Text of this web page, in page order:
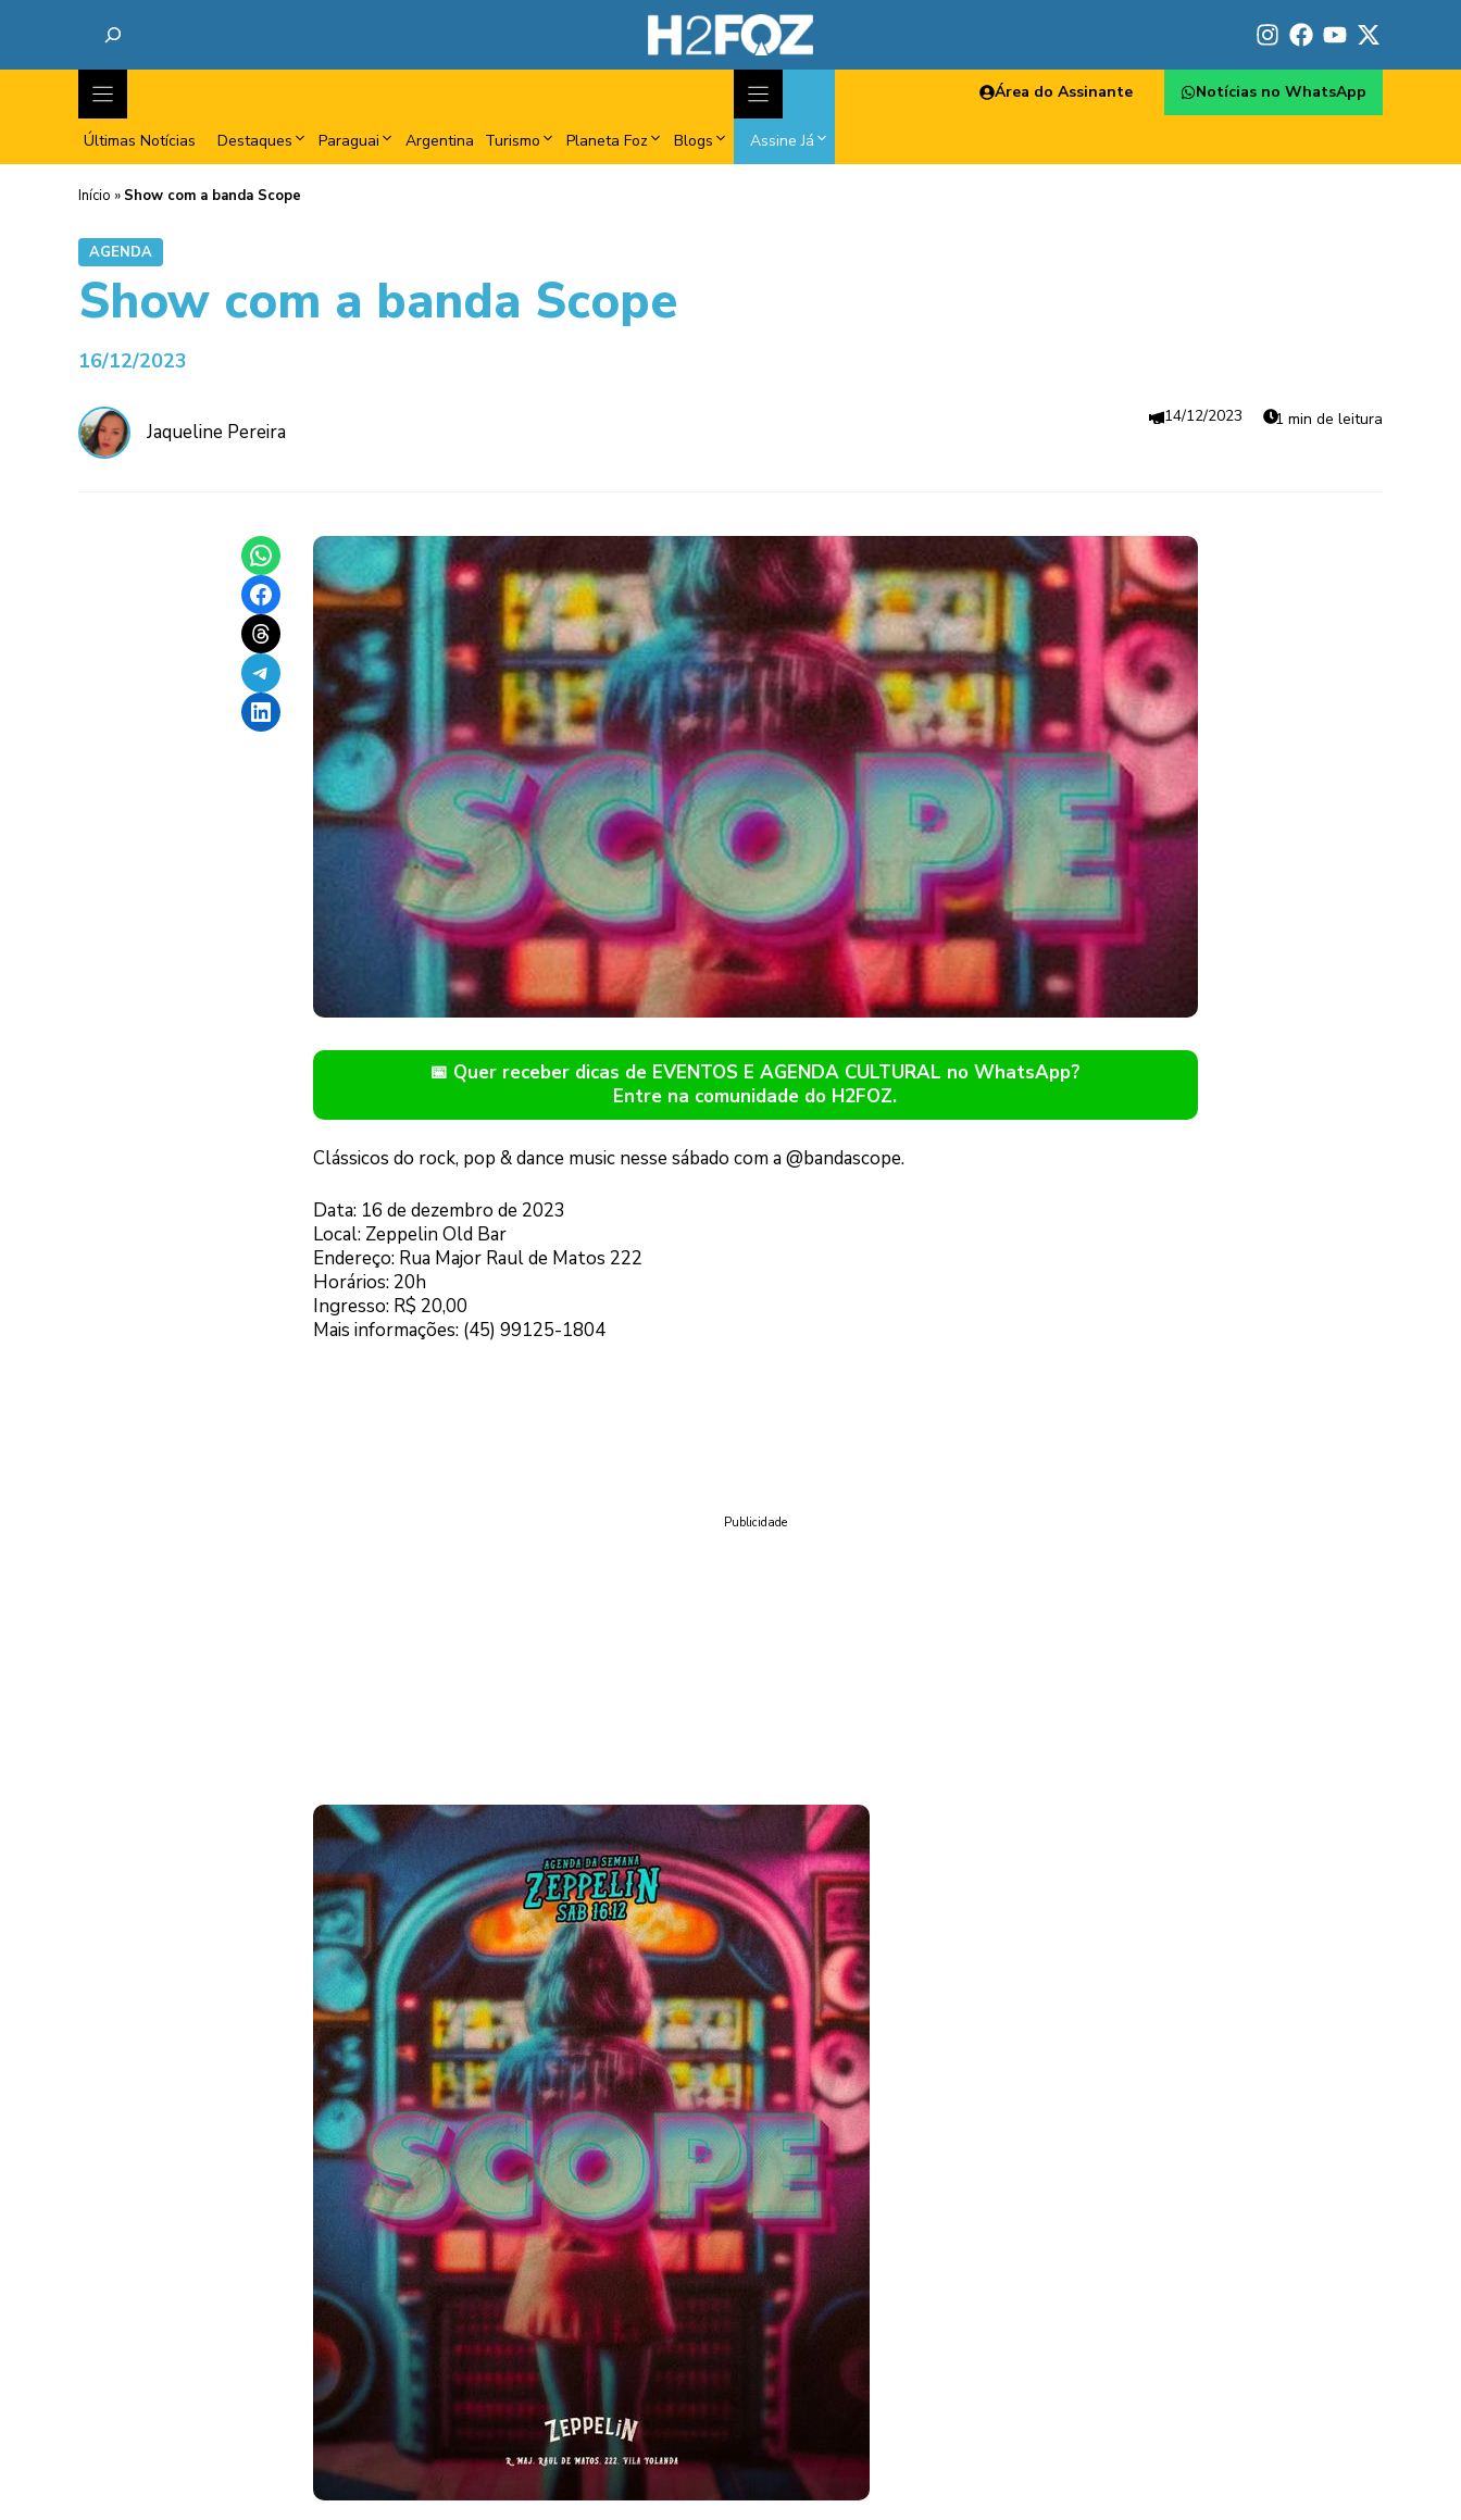
Últimas Notícias Destaques Paraguai Argentina Turismo Planeta Foz Blogs Assine Já
Área do Assinante Notícias no WhatsApp
Início » Show com a banda Scope
AGENDA
Show com a banda Scope
16/12/2023
Jaqueline Pereira
14/12/2023 1 min de leitura
Share on WhatsApp
Share on Facebook
Share on Threads
Share on Telegram
Share on LinkedIn
📅 Quer receber dicas de EVENTOS E AGENDA CULTURAL no WhatsApp?
Entre na comunidade do H2FOZ.
Clássicos do rock, pop & dance music nesse sábado com a @bandascope.
Data: 16 de dezembro de 2023
Local: Zeppelin Old Bar
Endereço: Rua Major Raul de Matos 222
Horários: 20h
Ingresso: R$ 20,00
Mais informações: (45) 99125-1804
Publicidade